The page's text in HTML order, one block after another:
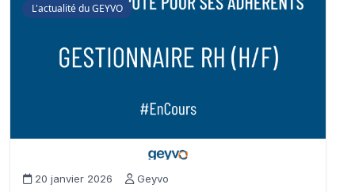
L'actualité du GEYVO
20 janvier 2026 Geyvo